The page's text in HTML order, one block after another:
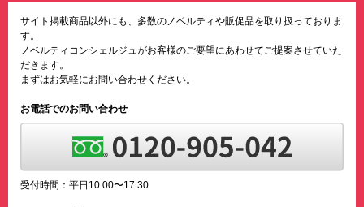
サイト掲載商品以外にも、多数のノベルティや販促品を取り扱っておりま
す。
ノベルティコンシェルジュがお客様のご要望にあわせてご提案させていた
だきます。
まずはお気軽にお問い合わせください。
お電話でのお問い合わせ
受付時間：平日10:00〜17:30